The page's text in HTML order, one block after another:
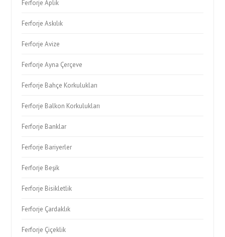
Ferforje Aplik
Ferforje Askılık
Ferforje Avize
Ferforje Ayna Çerçeve
Ferforje Bahçe Korkulukları
Ferforje Balkon Korkulukları
Ferforje Banklar
Ferforje Bariyerler
Ferforje Beşik
Ferforje Bisikletlik
Ferforje Çardaklık
Ferforje Çiçeklik